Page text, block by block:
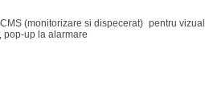
(monitorizare si dispecerat) pentru
pop-up la alarmare